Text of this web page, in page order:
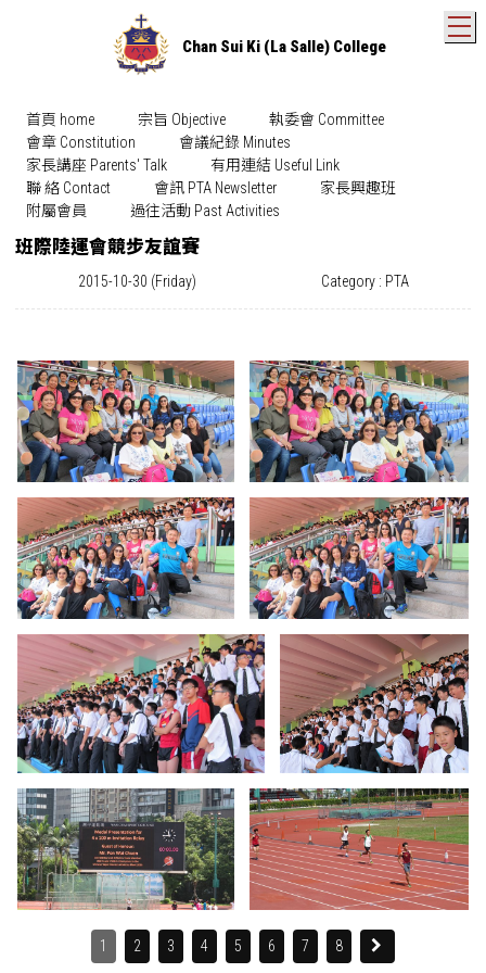
Chan Sui Ki (La Salle) College
首頁 home 宗旨 Objective
執委會 Committee
會章 Constitution
會議紀錄 Minutes
家長講座 Parents' Talk
有用連結 Useful Link
聯 絡 Contact
會訊 PTA Newsletter
家長興趣班
附屬會員
過往活動 Past Activities
班際陸運會競步友誼賽
2015-10-30 (Friday) Category : PTA
1 2 3 4 5 6 7 8